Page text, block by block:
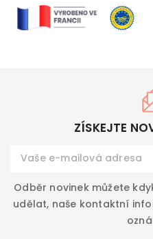
ZÍSKEJTE
Odběr novinek můžete
udělat, naše kontaktní